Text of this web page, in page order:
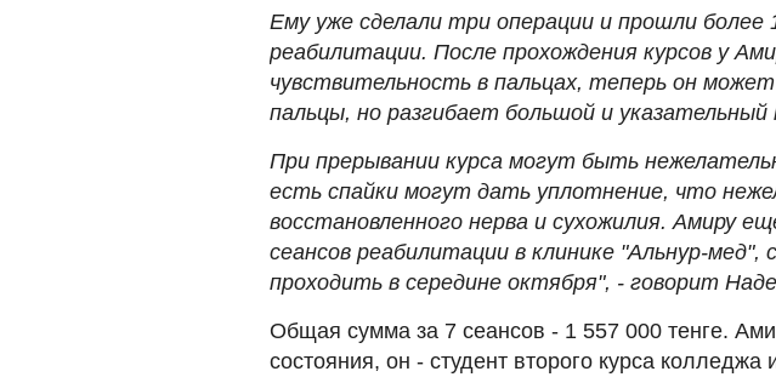
Ему уже сделали три операции и прошли более
реабилитации. После прохождения курсов у
чувствительность в пальцах, теперь он
пальцы, но разгибает большой и указательный
При прерывании курса могут быть
есть спайки могут дать уплотнение, что
восстановленного нерва и сухожилия. Амиру
сеансов реабилитации в клинике "Альнур-
проходить в середине октября", - говорит
Общая сумма за 7 сеансов - 1 557 000 тенге.
состояния, он - студент второго курса колледжа